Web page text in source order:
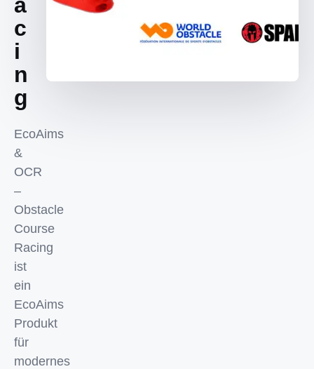
c
i
n
g
EcoAims
&
OCR
–
Obstacle
Course
Racing
ist
ein
EcoAims
Produkt
für
modernes